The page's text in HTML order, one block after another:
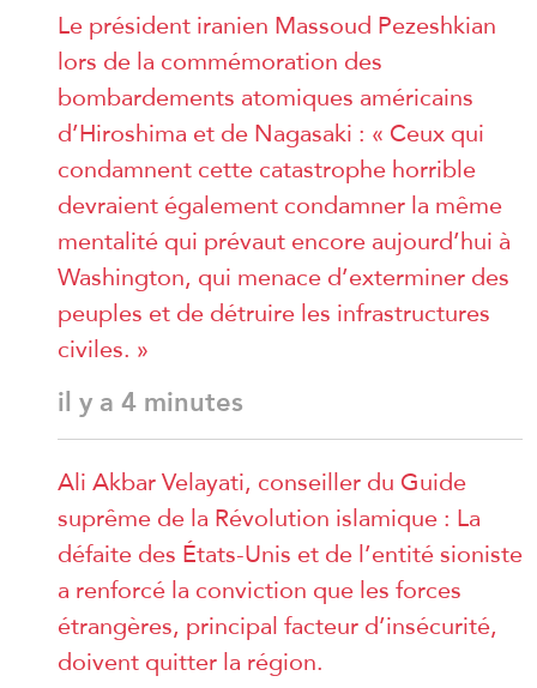
Le président iranien Massoud Pezeshkian
lors de la commémoration des
bombardements atomiques américains
d’Hiroshima et de Nagasaki : « Ceux qui
condamnent cette catastrophe horrible
devraient également condamner la même
mentalité qui prévaut encore aujourd’hui à
Washington, qui menace d’exterminer des
peuples et de détruire les infrastructures
civiles. »
il y a 4 minutes
Ali Akbar Velayati, conseiller du Guide
suprême de la Révolution islamique : La
défaite des États-Unis et de l’entité sioniste
a renforcé la conviction que les forces
étrangères, principal facteur d’insécurité,
doivent quitter la région.